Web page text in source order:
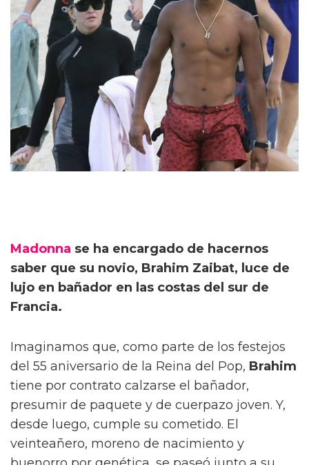
Madonna se ha encargado de hacernos
saber que su novio, Brahim Zaibat, luce de
lujo en bañador en las costas del sur de
Francia.
Imaginamos que, como parte de los festejos
del 55 aniversario de la Reina del Pop, Brahim
tiene por contrato calzarse el bañador,
presumir de paquete y de cuerpazo joven. Y,
desde luego, cumple su cometido. El
veinteañero, moreno de nacimiento y